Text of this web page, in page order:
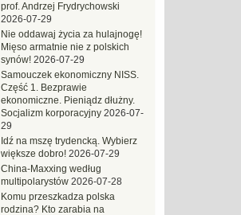
prof. Andrzej Frydrychowski
2026-07-29
Nie oddawaj życia za hulajnogę!
Mięso armatnie nie z polskich
synów! 2026-07-29
Samouczek ekonomiczny NISS.
Część 1. Bezprawie
ekonomiczne. Pieniądz dłużny.
Socjalizm korporacyjny 2026-07-
29
Idź na mszę trydencką. Wybierz
większe dobro! 2026-07-29
China-Maxxing według
multipolarystów 2026-07-28
Komu przeszkadza polska
rodzina? Kto zarabia na